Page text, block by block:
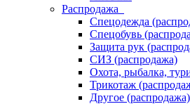
Распродажа
Спецодежда
Спецобувь
Защита рук
СИЗ (распродажа)
Охота, рыбалка,
Трикотаж
Другое (распродажа)